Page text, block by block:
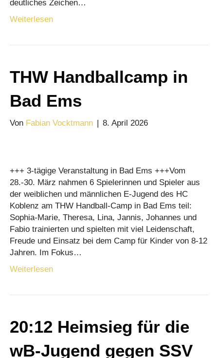
deutliches Zeichen…
Weiterlesen
THW Handballcamp in
Bad Ems
Von Fabian Vocktmann | 8. April 2026
+++ 3-tägige Veranstaltung in Bad Ems +++Vom
28.-30. März nahmen 6 Spielerinnen und Spieler aus
der weiblichen und männlichen E-Jugend des HC
Koblenz am THW Handball-Camp in Bad Ems teil:
Sophia-Marie, Theresa, Lina, Jannis, Johannes und
Fabio trainierten und spielten mit viel Leidenschaft,
Freude und Einsatz bei dem Camp für Kinder von 8-12
Jahren. Im Fokus…
Weiterlesen
20:12 Heimsieg für die
wB-Jugend gegen SSV